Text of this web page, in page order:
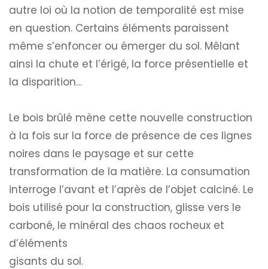
autre loi où la notion de temporalité est mise
en question. Certains éléments paraissent
même s’enfoncer ou émerger du sol. Mêlant
ainsi la chute et l’érigé, la force présentielle et
la disparition…
Le bois brûlé mène cette nouvelle construction
à la fois sur la force de présence de ces lignes
noires dans le paysage et sur cette
transformation de la matière. La consumation
interroge l’avant et l’après de l’objet calciné. Le
bois utilisé pour la construction, glisse vers le
carboné, le minéral des chaos rocheux et
d’éléments
gisants du sol.